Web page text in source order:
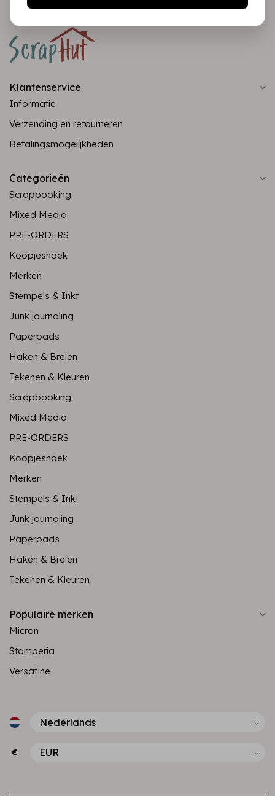
Klantenservice
Informatie
Verzending en retourneren
Betalingsmogelijkheden
Categorieën
Scrapbooking
Mixed Media
PRE-ORDERS
Koopjeshoek
Merken
Stempels & Inkt
Junk journaling
Paperpads
Haken & Breien
Tekenen & Kleuren
Scrapbooking
Mixed Media
PRE-ORDERS
Koopjeshoek
Merken
Stempels & Inkt
Junk journaling
Paperpads
Haken & Breien
Tekenen & Kleuren
Populaire merken
Micron
Stamperia
Versafine
€